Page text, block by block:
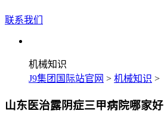
联系我们
机械知识
J9集团国际站官网 > 机械知识 >
山东医治露阴症三甲病院哪家好